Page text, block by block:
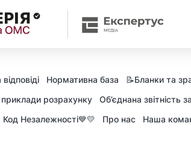
Нормативна база 📝Бланки та
приклади розрахунку
Об’єднана звітність
Код Незалежності💙💛 Про нас Наша